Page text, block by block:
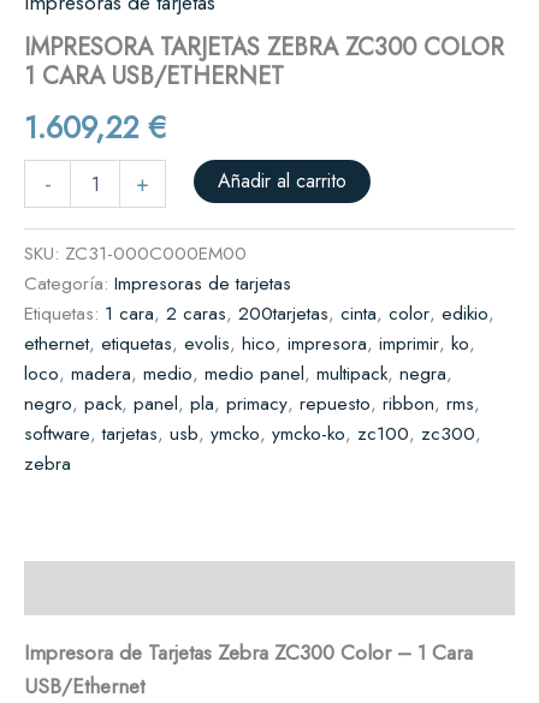
IMPRESORA TARJETAS ZEBRA ZC300 COLOR
1 CARA USB/ETHERNET
1.609,22 €
- + Añadir al carrito
SKU: ZC31-000C000EM00
Categoría: Impresoras de tarjetas
Etiquetas: 1 cara, 2 caras, 200tarjetas, cinta, color, edikio,
ethernet, etiquetas, evolis, hico, impresora, imprimir, ko,
loco, madera, medio, medio panel, multipack, negra,
negro, pack, panel, pla, primacy, repuesto, ribbon, rms,
software,tarjetas, usb, ymcko, ymcko-ko, zc100, zc300,
zebra
Impresora de Tarjetas Zebra ZC300 Color – 1 Cara
USB/Ethernet